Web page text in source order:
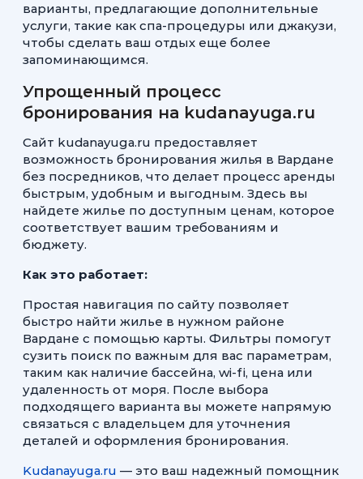
варианты, предлагающие дополнительные
услуги, такие как спа-процедуры или джакузи,
чтобы сделать ваш отдых еще более
запоминающимся.
Упрощенный процесс
бронирования на kudanayuga.ru
Сайт kudanayuga.ru предоставляет
возможность бронирования жилья в Вардане
без посредников, что делает процесс аренды
быстрым, удобным и выгодным. Здесь вы
найдете жилье по доступным ценам, которое
соответствует вашим требованиям и
бюджету.
Как это работает:
Простая навигация по сайту позволяет
быстро найти жилье в нужном районе
Вардане с помощью карты. Фильтры помогут
сузить поиск по важным для вас параметрам,
таким как наличие бассейна, wi-fi, цена или
удаленность от моря. После выбора
подходящего варианта вы можете напрямую
связаться с владельцем для уточнения
деталей и оформления бронирования.
Kudanayuga.ru — это ваш надежный помощник